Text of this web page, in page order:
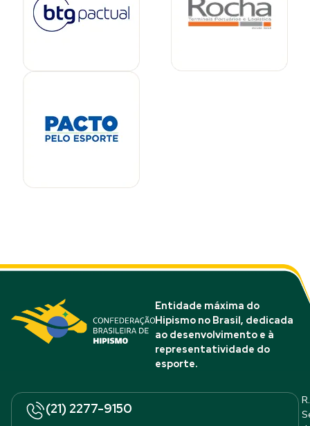
Entidade máxima do
Hipismo no Brasil, dedicada
ao desenvolvimento e à
representatividade do
esporte.
(21) 2277-9150
R.